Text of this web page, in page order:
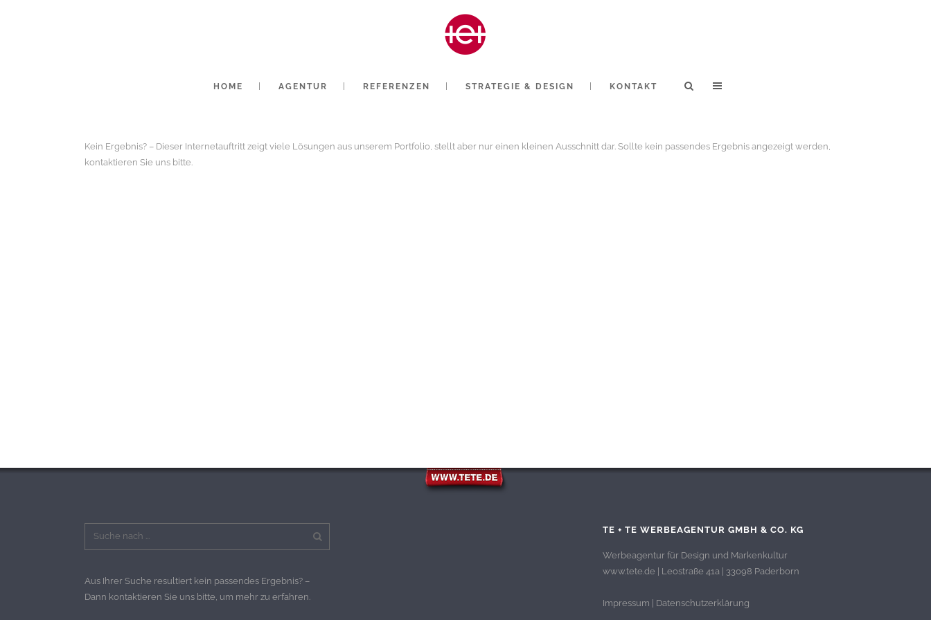
HOME AGENTUR REFERENZEN STRATEGIE & DESIGN KONTAKT
Kein Ergebnis? – Dieser Internetauftritt zeigt viele Lösungen aus unserem Portfolio, stellt aber nur einen kleinen Ausschnitt dar. Sollte kein passendes Ergebnis angezeigt werden,
kontaktieren Sie uns bitte.
Aus Ihrer Suche resultiert kein passendes Ergebnis? –
Dann kontaktieren Sie uns bitte, um mehr zu erfahren.
TE + TE WERBEAGENTUR GMBH & CO. KG
Werbeagentur für Design und Markenkultur
www.tete.de | Leostraße 41a | 33098 Paderborn
Impressum Datenschutzerklärung